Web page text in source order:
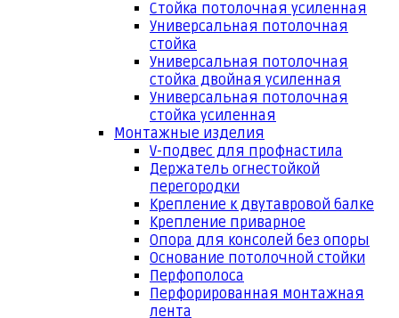
Стойка потолочная усиленная
Универсальная потолочная
стойка
Универсальная потолочная
стойка двойная усиленная
Универсальная потолочная
стойка усиленная
Монтажные изделия
V-подвес для профнастила
Держатель огнестойкой
перегородки
Крепление к двутавровой балке
Крепление приварное
Опора для консолей без опоры
Основание потолочной стойки
Перфополоса
Перфорированная монтажная
лента